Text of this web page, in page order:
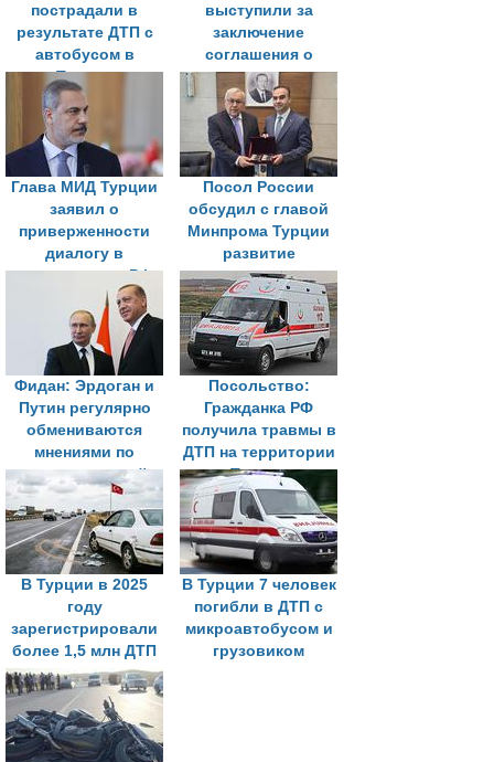
пострадали в
результате ДТП с
автобусом в
Турции
выступили за
заключение
соглашения о
климатических
проектах
Глава МИД Турции
заявил о
приверженности
диалогу в
отношениях с РФ
Посол России
обсудил с главой
Минпрома Турции
развитие
сотрудничества и
совместные
проекты
Фидан: Эрдоган и
Путин регулярно
обмениваются
мнениями по
международной
повестке
Посольство:
Гражданка РФ
получила травмы в
ДТП на территории
Турции
В Турции в 2025
году
зарегистрировали
более 1,5 млн ДТП
В Турции 7 человек
погибли в ДТП с
микроавтобусом и
грузовиком